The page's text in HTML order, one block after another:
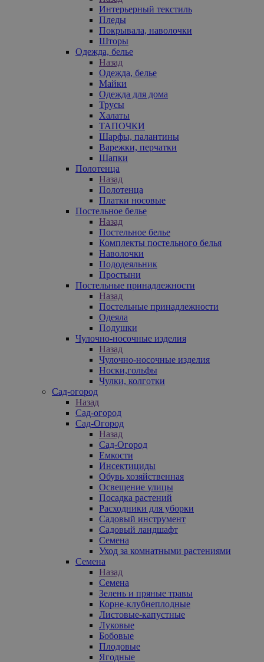
Интерьерный текстиль
Пледы
Покрывала, наволочки
Шторы
Одежда, белье
Назад
Одежда, белье
Майки
Одежда для дома
Трусы
Халаты
ТАПОЧКИ
Шарфы, палантины
Варежки, перчатки
Шапки
Полотенца
Назад
Полотенца
Платки носовые
Постельное белье
Назад
Постельное белье
Комплекты постельного белья
Наволочки
Пододеяльник
Простыни
Постельные принадлежности
Назад
Постельные принадлежности
Одеяла
Подушки
Чулочно-носочные изделия
Назад
Чулочно-носочные изделия
Носки,гольфы
Чулки, колготки
Сад-огород
Назад
Сад-огород
Сад-Огород
Назад
Сад-Огород
Емкости
Инсектициды
Обувь хозяйственная
Освещение улицы
Посадка растений
Расходники для уборки
Садовый инструмент
Садовый ландшафт
Семена
Уход за комнатными растениями
Семена
Назад
Семена
Зелень и пряные травы
Корне-клубнеплодные
Листовые-капустные
Луковые
Бобовые
Плодовые
Ягодные